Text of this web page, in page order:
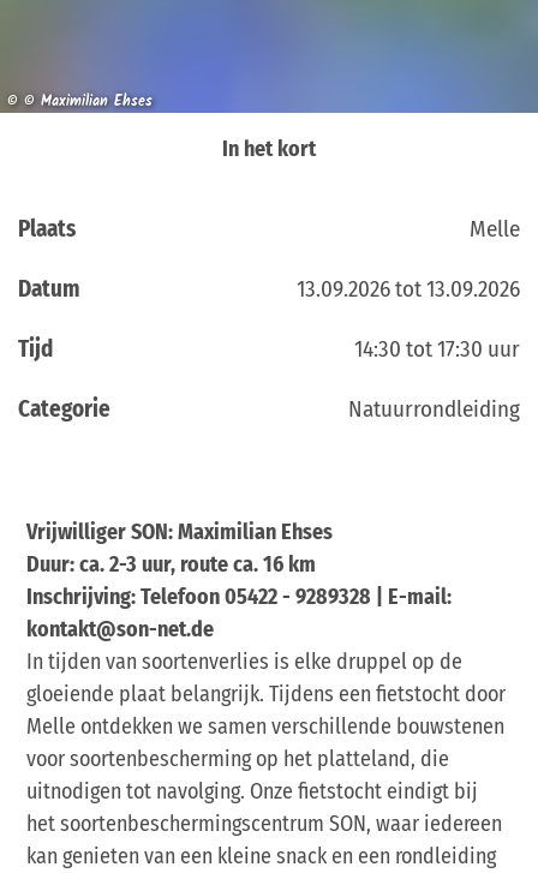
© © Maximilian Ehses
In het kort
Plaats Melle
Datum 13.09.2026 tot 13.09.2026
Tijd 14:30 tot 17:30 uur
Categorie Natuurrondleiding
Vrijwilliger SON: Maximilian Ehses
Duur: ca. 2-3 uur, route ca. 16 km
Inschrijving: Telefoon 05422 - 9289328 | E-mail:
kontakt@son-net.de
In tijden van soortenverlies is elke druppel op de
gloeiende plaat belangrijk. Tijdens een fietstocht door
Melle ontdekken we samen verschillende bouwstenen
voor soortenbescherming op het platteland, die
uitnodigen tot navolging. Onze fietstocht eindigt bij
het soortenbeschermingscentrum SON, waar iedereen
kan genieten van een kleine snack en een rondleiding